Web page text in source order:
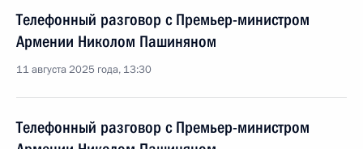
Телефонный разговор с Премьер-министром
Армении Николом Пашиняном
11 августа 2025 года, 13:30
Телефонный разговор с Премьер-министром